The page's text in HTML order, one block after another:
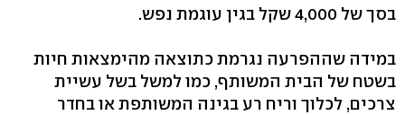
בסך של 4,000 שקל בגין עוגמת נפש.
במידה שההפרעה נגרמת כתוצאה מהימצאות חיות
בשטח של הבית המשותף, כמו למשל בשל עשיית
צרכים, לכלוך וריח רע בגינה המשותפת או בחדר